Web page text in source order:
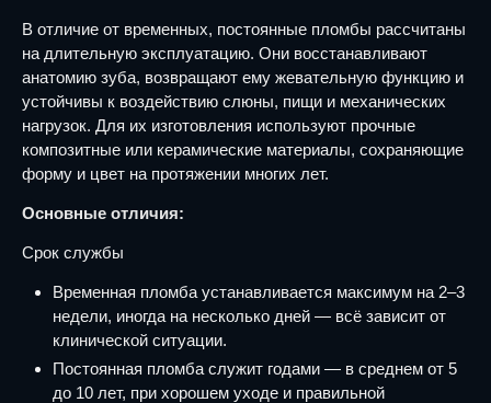
В отличие от временных, постоянные пломбы рассчитаны
на длительную эксплуатацию. Они восстанавливают
анатомию зуба, возвращают ему жевательную функцию и
устойчивы к воздействию слюны, пищи и механических
нагрузок. Для их изготовления используют прочные
композитные или керамические материалы, сохраняющие
форму и цвет на протяжении многих лет.
Основные отличия:
Срок службы
Временная пломба устанавливается максимум на 2–3
недели, иногда на несколько дней — всё зависит от
клинической ситуации.
Постоянная пломба служит годами — в среднем от 5
до 10 лет, при хорошем уходе и правильной